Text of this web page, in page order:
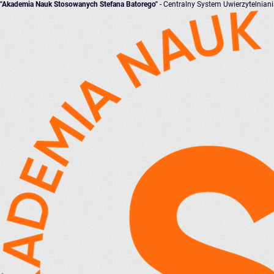
"Akademia Nauk Stosowanych Stefana Batorego" - Centralny System